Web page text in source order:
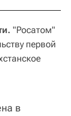
"Росатом"
первой
в